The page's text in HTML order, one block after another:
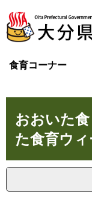
ジ
ュ
食育コーナー
おおいた
た食育ウィ